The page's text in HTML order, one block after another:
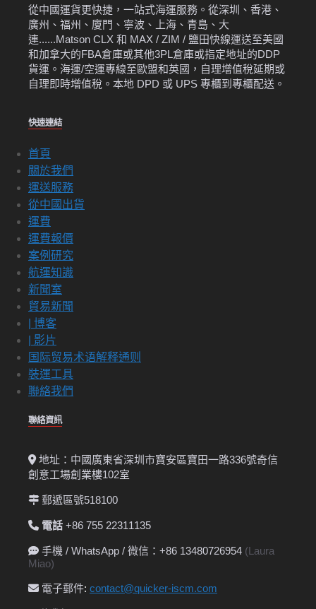
從中國運貨更快捷，一站式海運服務。從深圳、香港、
廣州、福州、廈門、寧波、上海、青島、大
連......Matson CLX 和 MAX / ZIM / 鹽田快線運送至美國
和加拿大的FBA倉庫或其他3PL倉庫或指定地址的DDP
貨運。海運/空運專線至歐盟和英國，自理增值稅延期或
自理即時增值稅。本地 DPD 或 UPS 專櫃到專櫃配送。
快速連結
首頁
關於我們
運送服務
從中國出貨
運費
運費報價
案例研究
航運知識
新聞室
貿易新聞
| 博客
| 影片
国际贸易术语解释通则
裝運工具
聯絡我們
聯絡資訊
地址：中國廣東省深圳市寶安區寶田一路336號奇信
創意工場創業樓102室
郵遞區號518100
電話 +86 755 22311135
手機 / WhatsApp / 微信：+86 13480726954 (Laura
Miao)
電子郵件: contact@quicker-iscm.com